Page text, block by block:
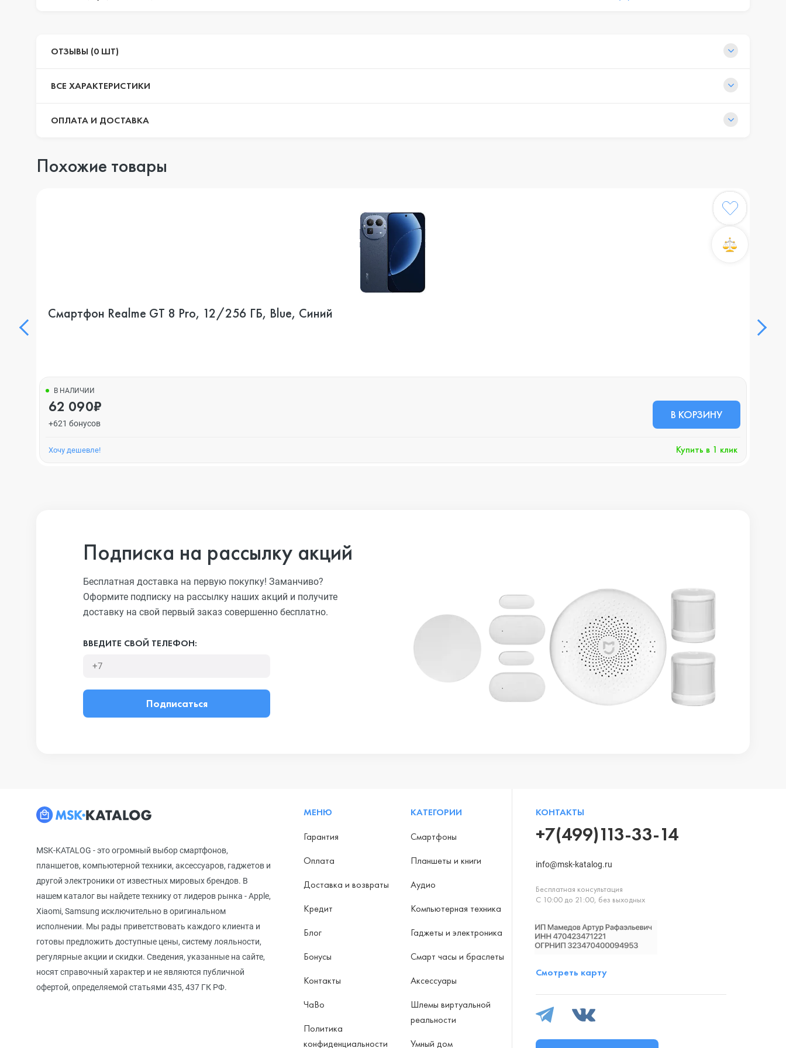
ОТЗЫВЫ (0 ШТ)
ВСЕ ХАРАКТЕРИСТИКИ
ОПЛАТА И ДОСТАВКА
Похожие товары
Смартфон Realme GT 8 Pro, 12/256 ГБ, Blue, Синий
В НАЛИЧИИ
62 090₽
+621 бонусов
В КОРЗИНУ
Хочу дешевле! Купить в 1 клик
Подписка на рассылку акций
Бесплатная доставка на первую покупку! Заманчиво?
Оформите подписку на рассылку наших акций и получите
доставку на свой первый заказ совершенно бесплатно.
ВВЕДИТЕ СВОЙ ТЕЛЕФОН:
Подписаться
MSK-KATALOG - это огромный выбор смартфонов,
планшетов, компьютерной техники, аксессуаров, гаджетов и
другой электроники от известных мировых брендов. В
нашем каталог вы найдете технику от лидеров рынка - Apple,
Xiaomi, Samsung исключительно в оригинальном
исполнении. Мы рады приветствовать каждого клиента и
готовы предложить доступные цены, систему лояльности,
регулярные акции и скидки. Сведения, указанные на сайте,
носят справочный характер и не являются публичной
офертой, определяемой статьями 435, 437 ГК РФ.
МЕНЮ
Гарантия
Оплата
Доставка и возвраты
Кредит
Блог
Бонусы
Контакты
ЧаВо
Политика
конфиденциальности
КАТЕГОРИИ
Смартфоны
Планшеты и книги
Аудио
Компьютерная техника
Гаджеты и электроника
Смарт часы и браслеты
Аксессуары
Шлемы виртуальной
реальности
Умный дом
КОНТАКТЫ
+7(499)113-33-14
info@msk-katalog.ru
Бесплатная консультация
С 10:00 до 21:00, без выходных
Смотреть карту